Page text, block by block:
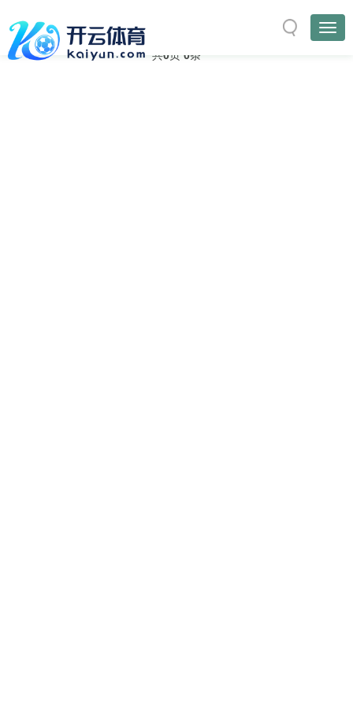
首页
TAG标签
共0页 0条